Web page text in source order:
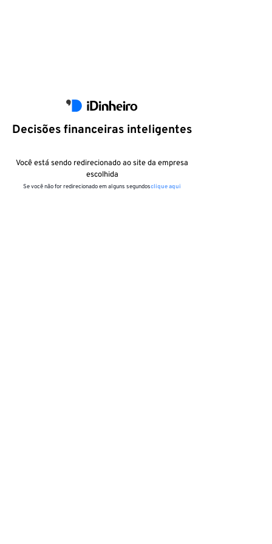
Decisões financeiras inteligentes
Você está sendo redirecionado ao site da empresa
escolhida
Se você não for redirecionado em alguns segundosclique aqui